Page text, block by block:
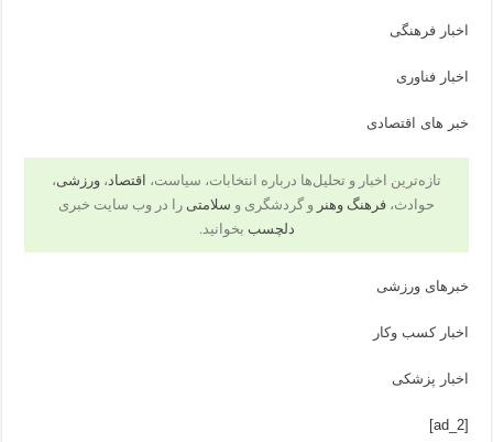
اخبار فرهنگی
اخبار فناوری
خبر های اقتصادی
تازه‌ترین اخبار و تحلیل‌ها درباره انتخابات، سیاست، اقتصاد، ورزشی،
حوادث، فرهنگ وهنر و گردشگری و سلامتی را در وب سایت خبری
دلچسب بخوانید.
خبرهای ورزشی
اخبار کسب وکار
اخبار پزشکی
[ad_2]